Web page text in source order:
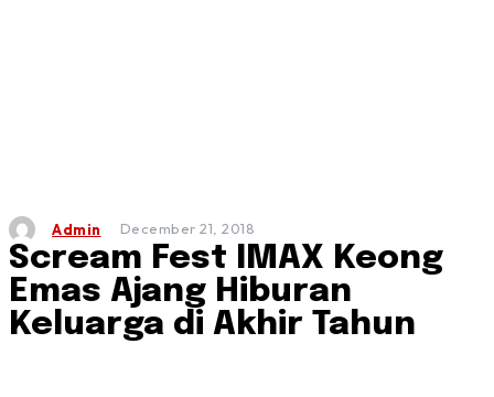
Admin December 21, 2018
Scream Fest IMAX Keong
Emas Ajang Hiburan
Keluarga di Akhir Tahun